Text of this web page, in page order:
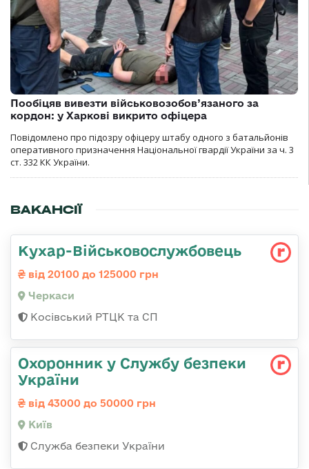
Пообіцяв вивезти військовозобов’язаного за
кордон: у Харкові викрито офіцера
Повідомлено про підозру офіцеру штабу одного з батальйонів
оперативного призначення Національної гвардії України за ч. 3
ст. 332 КК України.
ВАКАНСІЇ
Кухар-Військовослужбовець
від 20100 до 125000 грн
Черкаси
Косівський РТЦК та СП
Охоронник у Службу безпеки
України
від 43000 до 50000 грн
Київ
Служба безпеки України